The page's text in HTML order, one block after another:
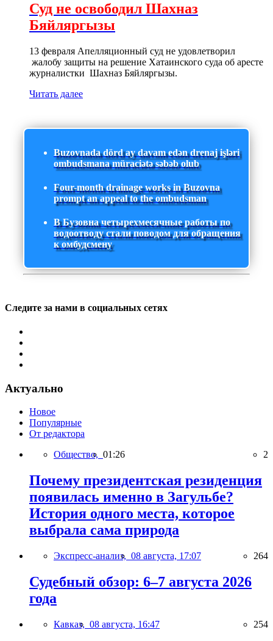
Суд не освободил Шахназ
Бяйляргызы
13 февраля Апелляционный суд не удовлетворил
жалобу защиты на решение Хатаинского суда об аресте
журналистки Шахназ Бяйляргызы.
Читать далее
Buzovnada dörd ay davam edən drenaj işləri
ombudsmana müraciətə səbəb olub
Four-month drainage works in Buzovna
prompt an appeal to the ombudsman
В Бузовна четырехмесячные работы по
водоотводу стали поводом для обращения
к омбудсмену
Следите за нами в социальных сетях
Актуально
Новое
Популярные
От редактора
Общество, 01:26 2
Почему президентская резиденция
появилась именно в Загульбе?
История одного места, которое
выбрала сама природа
Экспресс-анализ, 08 августа, 17:07 264
Судебный обзор: 6–7 августа 2026
года
Кавказ, 08 августа, 16:47 254